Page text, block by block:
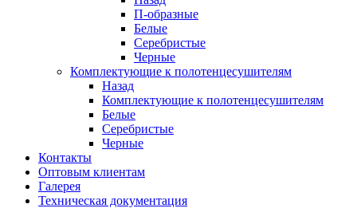
П-образные
Белые
Серебристые
Черные
Комплектующие к полотенцесушителям
Назад
Комплектующие к полотенцесушителям
Белые
Серебристые
Черные
Контакты
Оптовым клиентам
Галерея
Техническая документация